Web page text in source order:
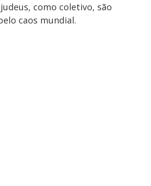
como coletivo, são
caos mundial.